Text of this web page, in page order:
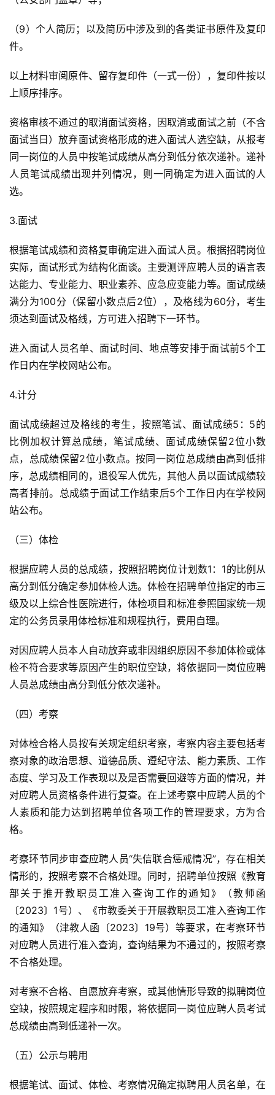
（9）个人简历；以及简历中涉及到的各类证书原件及复印
件。
以上材料审阅原件、留存复印件（一式一份），复印件按以
上顺序排序。
资格审核不通过的取消面试资格，因取消或面试之前（不含
面试当日）放弃面试资格形成的进入面试人选空缺，从报考
同一岗位的人员中按笔试成绩从高分到低分依次递补。递补
人员笔试成绩出现并列情况，则一同确定为进入面试的人
选。
3.面试
根据笔试成绩和资格复审确定进入面试人员。根据招聘岗位
实际，面试形式为结构化面谈。主要测评应聘人员的语言表
达能力、专业能力、职业素养、应急应变能力等。面试成绩
满分为100分（保留小数点后2位），及格线为60分，考生
须达到面试及格线，方可进入招聘下一环节。
进入面试人员名单、面试时间、地点等安排于面试前5个工
作日内在学校网站公布。
4.计分
面试成绩超过及格线的考生，按照笔试、面试成绩5：5的
比例加权计算总成绩，笔试成绩、面试成绩保留2位小数
点，总成绩保留2位小数点。按同一岗位总成绩由高到低排
序，总成绩相同的，退役军人优先，其他人员以面试成绩较
高者排前。总成绩于面试工作结束后5个工作日内在学校网
站公布。
（三）体检
根据应聘人员的总成绩，按照招聘岗位计划数1：1的比例从
高分到低分确定参加体检人选。体检在招聘单位指定的市三
级及以上综合性医院进行，体检项目和标准参照国家统一规
定的公务员录用体检标准和规程执行，费用自理。
对因应聘人员本人自动放弃或非因组织原因不参加体检或体
检不符合要求等原因产生的职位空缺，将依据同一岗位应聘
人员总成绩由高分到低分依次递补。
（四）考察
对体检合格人员按有关规定组织考察，考察内容主要包括考
察对象的政治思想、道德品质、遵纪守法、能力素质、工作
态度、学习及工作表现以及是否需要回避等方面的情况，并
对应聘人员资格条件进行复查。在上述考察中应聘人员的个
人素质和能力达到招聘单位各项工作的管理要求，方为合
格。
考察环节同步审查应聘人员“失信联合惩戒情况”，存在相关
情形的，按照考察不合格处理。同时，招聘单位按照《教育
部关于推开教职员工准入查询工作的通知》（教师函
〔2023〕1号）、《市教委关于开展教职员工准入查询工作
的通知》（津教人函〔2023〕19号）等要求，在考察环节
对应聘人员进行准入查询，查询结果为不通过的，按照考察
不合格处理。
对考察不合格、自愿放弃考察，或其他情形导致的拟聘岗位
空缺，按照规定程序和时限，将依据同一岗位应聘人员考试
总成绩由高到低递补一次。
（五）公示与聘用
根据笔试、面试、体检、考察情况确定拟聘用人员名单，在